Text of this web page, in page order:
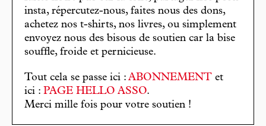
insta, répercutez-nous, faites nous des dons,
achetez nos t-shirts, nos livres, ou simplement
envoyez nous des bisous de soutien car la bise
souffle, froide et pernicieuse.
Tout cela se passe ici : ABONNEMENT et
ici : PAGE HELLO ASSO.
Merci mille fois pour votre soutien !